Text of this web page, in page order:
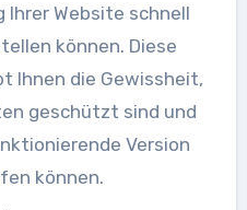
Ihrer Website schnell
können. Diese
Ihnen die Gewissheit,
geschützt sind und
Version
können.